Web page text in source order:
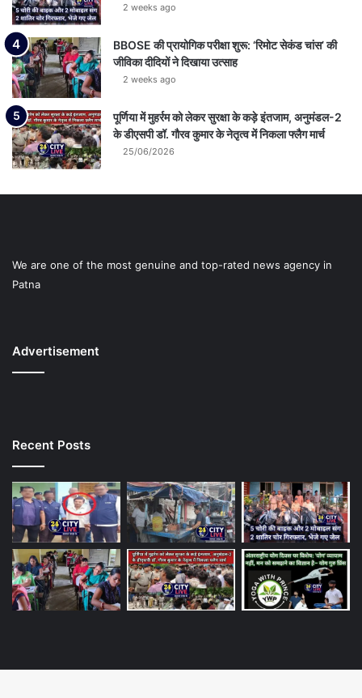
2 weeks ago
BBOSE की प्रायोगिक परीक्षा शुरू: ‘रिमोट सेकंड चांस’ की
जीविका दीदियों ने दिखाया उत्साह
2 weeks ago
पूर्णिया में मुहर्रम को लेकर सुरक्षा के कड़े इंतजाम, अनुमंडल-2
के डीएसपी डॉ. गौरव कुमार के नेतृत्व में निकला फ्लैग मार्च
25/06/2026
We are one of the most genuine and top-rated news agency in
Patna
Advertisement
Recent Posts